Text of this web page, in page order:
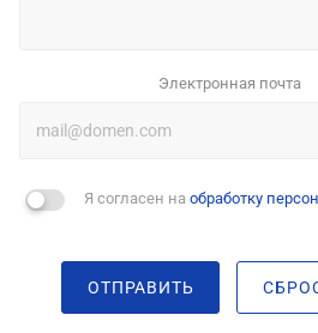
Электронная почта
Я согласен на обработку
ОТПРАВИТЬ